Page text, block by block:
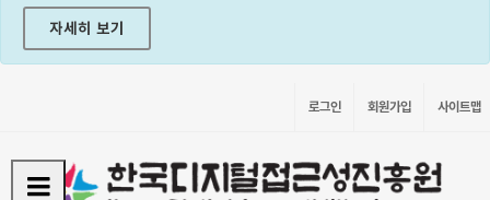
자세히 보기
로그인 회원가입 사이트맵